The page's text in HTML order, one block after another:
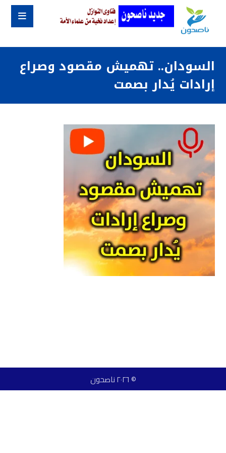
السودان.. تهميش مقصود وصراع
إرادات يُدار بصمت
© ٢٠٢٦ ناصحون